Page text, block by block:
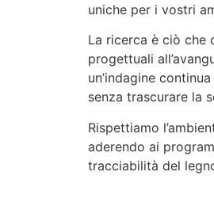
uniche per i vostri
La ricerca è ciò che
progettuali
un’indagine
senza trascurare la
Rispettiamo
aderendo ai
tracciabilità del